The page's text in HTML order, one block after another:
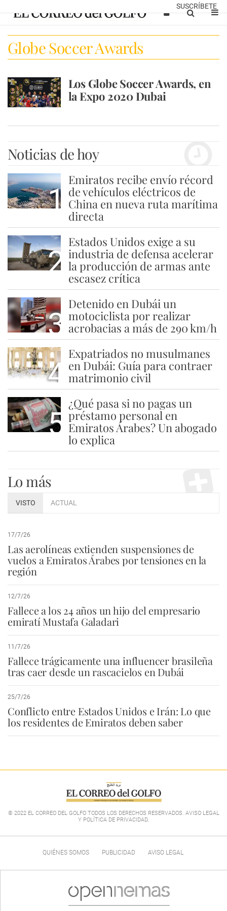
SUSCRÍBETE
Globe Soccer Awards
Los Globe Soccer Awards, en
la Expo 2020 Dubai
Noticias de hoy
1
Emiratos recibe envío récord
de vehículos eléctricos de
China en nueva ruta marítima
directa
2
Estados Unidos exige a su
industria de defensa acelerar
la producción de armas ante
escasez crítica
3
Detenido en Dubái un
motociclista por realizar
acrobacias a más de 290 km/h
4
Expatriados no musulmanes
en Dubái: Guía para contraer
matrimonio civil
5
¿Qué pasa si no pagas un
préstamo personal en
Emiratos Árabes? Un abogado
lo explica
Lo más
VISTO ACTUAL
17/7/26
Las aerolíneas extienden suspensiones de
vuelos a Emiratos Árabes por tensiones en la
región
12/7/26
Fallece a los 24 años un hijo del empresario
emiratí Mustafa Galadari
11/7/26
Fallece trágicamente una influencer brasileña
tras caer desde un rascacielos en Dubái
25/7/26
Conflicto entre Estados Unidos e Irán: Lo que
los residentes de Emiratos deben saber
© 2022 EL CORREO DEL GOLFO TODOS LOS DERECHOS RESERVADOS. AVISO LEGAL
Y POLÍTICA DE PRIVACIDAD.
QUIÉNES SOMOS PUBLICIDAD AVISO LEGAL